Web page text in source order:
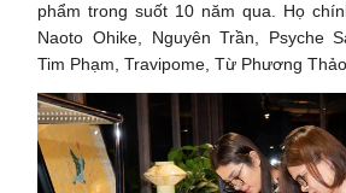
phẩm trong suốt 10 năm qua. Họ
Naoto Ohike, Nguyên Trần, Psyche
Tim Phạm, Travipome, Từ Phương